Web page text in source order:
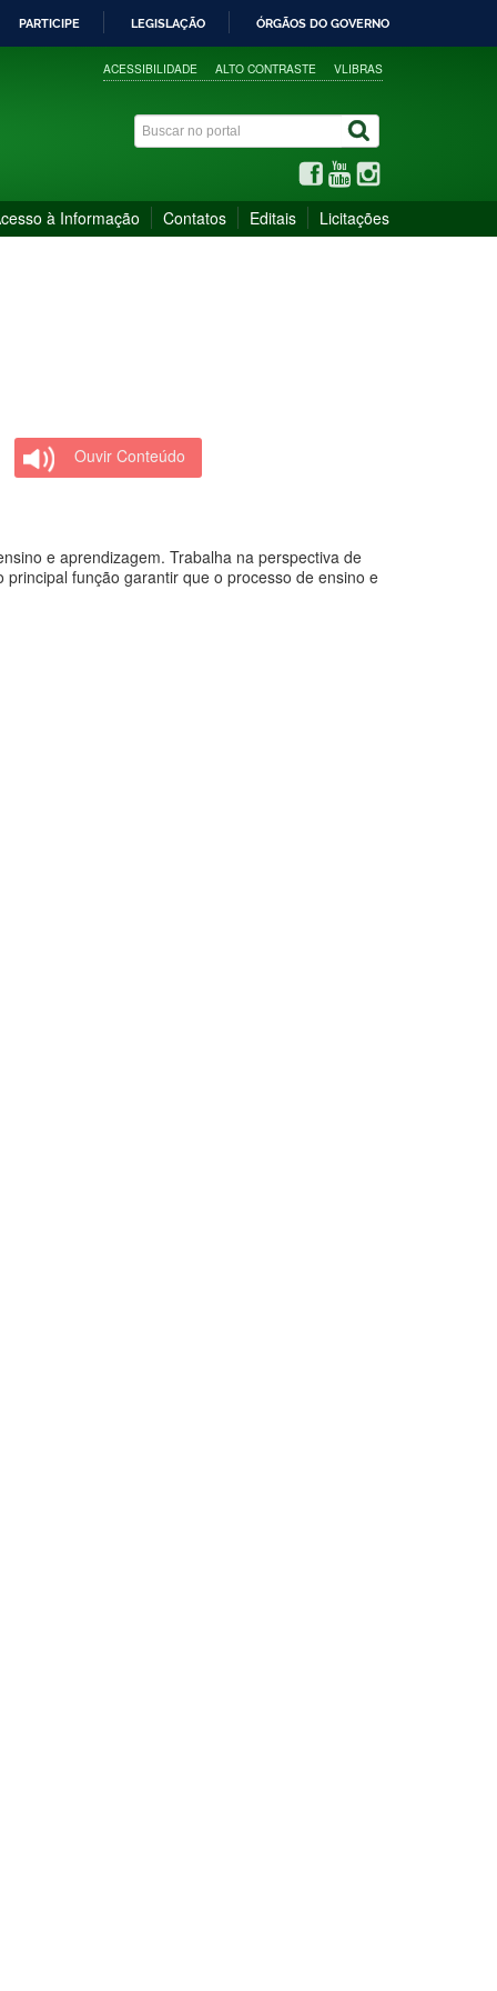
PARTICIPE LEGISLAÇÃO ÓRGÃOS DO GOVERNO
ACESSIBILIDADE ALTO CONTRASTE VLIBRAS
à Informação Contatos Editais Licitações
Ouvir Conteúdo
e aprendizagem. Trabalha na perspectiva de
função garantir que o processo de ensino e